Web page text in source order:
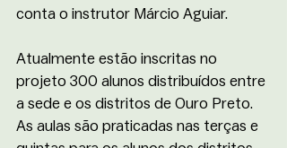
conta o instrutor Márcio Aguiar.
Atualmente estão inscritas no
projeto 300 alunos distribuídos entre
a sede e os distritos de Ouro Preto.
As aulas são praticadas nas terças e